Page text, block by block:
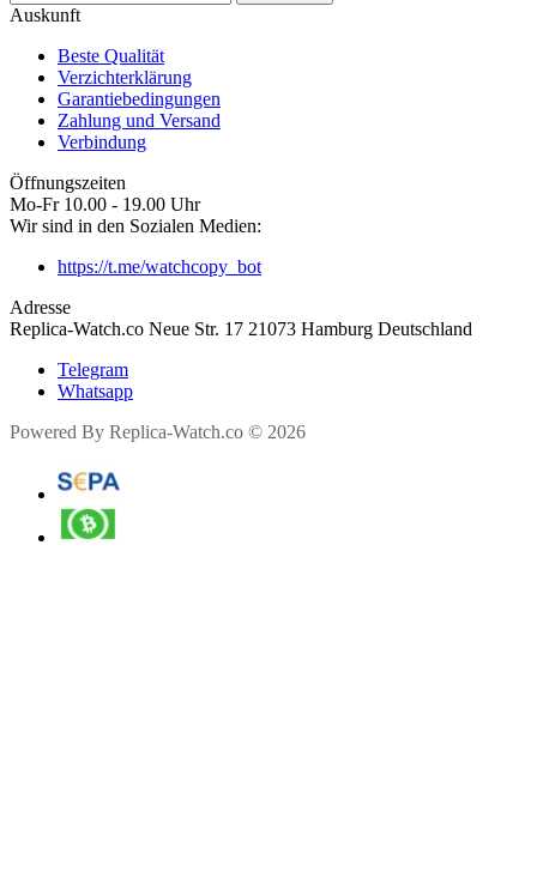
Auskunft
Beste Qualität
Verzichterklärung
Garantiebedingungen
Zahlung und Versand
Verbindung
Öffnungszeiten
Mo-Fr 10.00 - 19.00 Uhr
Wir sind in den Sozialen Medien:
https://t.me/watchcopy_bot
Adresse
Replica-Watch.co Neue Str. 17 21073 Hamburg Deutschland
Telegram
Whatsapp
Powered By Replica-Watch.co © 2026